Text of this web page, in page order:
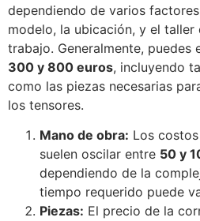
dependiendo de varios
modelo, la ubicación, y el taller
trabajo. Generalmente, puedes
300 y 800 euros, incluyendo
como las piezas necesarias
los tensores.
Mano de obra: Los
suelen oscilar entre 50 y
dependiendo de la
tiempo requerido puede
Piezas: El precio de la